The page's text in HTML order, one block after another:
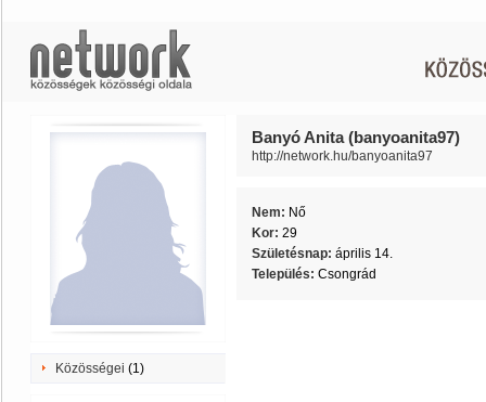
Közösségei (1)
Banyó Anita (banyoanita97)
http://network.hu/banyoanita97
Nem: Nő
Kor: 29
Születésnap: április 14.
Település: Csongrád